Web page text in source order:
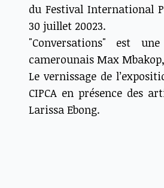
du Festival International
30 juillet 20023.
"Conversations" est
camerounais Max
Le vernissage de
CIPCA en présence des
Larissa Ebong.